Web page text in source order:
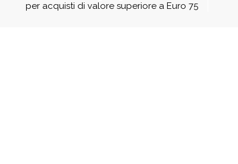
per acquisti di valore superiore a Euro 75